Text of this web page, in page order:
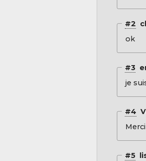
#2
ok
#3
je
#4
Merci
#5